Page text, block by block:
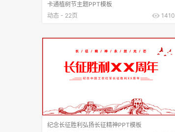
卡通植树节主题PPT模板
动态 - 22页
1410
纪念长征胜利弘扬长征精神PPT模板